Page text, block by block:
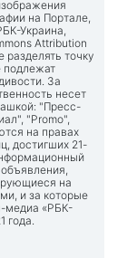
на Портале,
Украина,
Attribution
точку
подлежат
За
несет
"Пресс-
"Promo",
на правах
достигших 21-
на
и за которые
медиа «РБК-
года.